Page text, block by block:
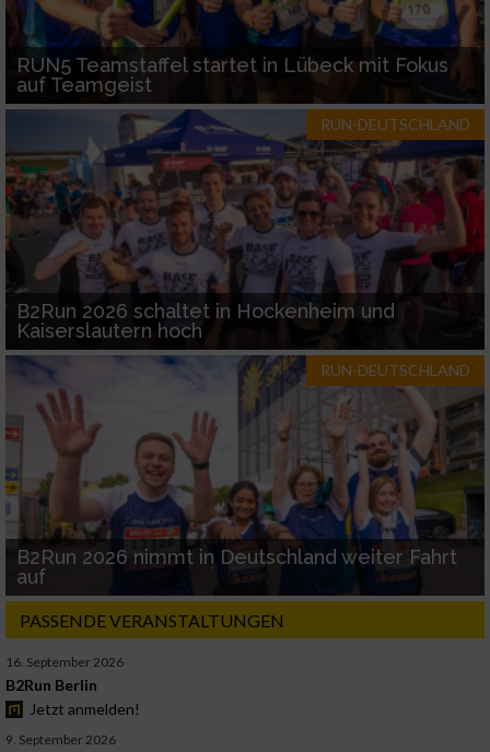
RUN5 Teamstaffel startet in Lübeck mit Fokus
auf Teamgeist
RUN-DEUTSCHLAND
B2Run 2026 schaltet in Hockenheim und
Kaiserslautern hoch
RUN-DEUTSCHLAND
B2Run 2026 nimmt in Deutschland weiter Fahrt
auf
PASSENDE VERANSTALTUNGEN
16. September 2026
B2Run Berlin
Jetzt anmelden!
9. September 2026